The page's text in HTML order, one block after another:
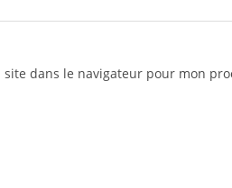
dans le navigateur pour mon